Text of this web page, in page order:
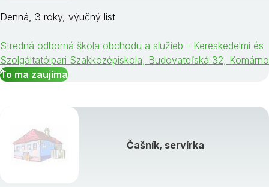
Denná, 3 roky, výučný list
Stredná odborná škola obchodu a služieb - Kereskedelmi és
Szolgáltatóipari Szakközépiskola, Budovateľská 32, Komárno
To ma zaujíma
Čašník, servírka